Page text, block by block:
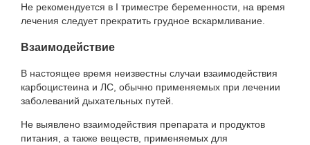
Не рекомендуется в I триместре беременности, на время
лечения следует прекратить грудное вскармливание.
Взаимодействие
В настоящее время неизвестны случаи взаимодействия
карбоцистеина и ЛС, обычно применяемых при лечении
заболеваний дыхательных путей.
Не выявлено взаимодействия препарата и продуктов
питания, а также веществ, применяемых для